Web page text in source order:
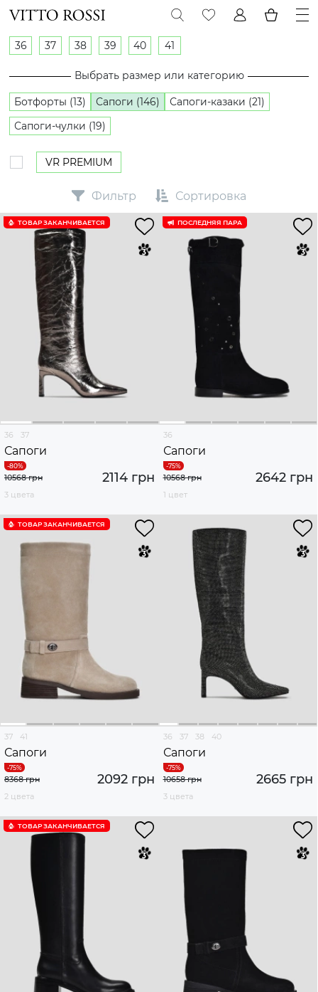
36 37 38 39 40 41
Выбрать размер или категорию
Ботфорты (13) Сапоги (146)
Сапоги-казаки (21)
Сапоги-чулки (19)
VR PREMIUM
Фильтр Сортировка
ТОВАР ЗАКАНЧИВАЕТСЯ
36 37
Сапоги
2114 грн
10568 грн
3 цвета
ПОСЛЕДНЯЯ ПАРА
36
Сапоги
2642 грн
10568 грн
1 цвет
ТОВАР ЗАКАНЧИВАЕТСЯ
37 41
Сапоги
2092 грн
8368 грн
2 цвета
36 37 38 40
Сапоги
2665 грн
10658 грн
3 цвета
ТОВАР ЗАКАНЧИВАЕТСЯ